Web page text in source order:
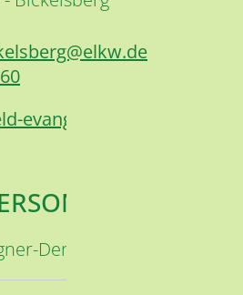
60
evangelisch.de
Denk